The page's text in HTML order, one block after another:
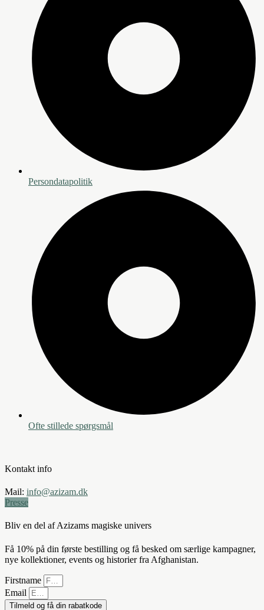
Persondatapolitik
Ofte stillede spørgsmål
Kontakt info
Mail: info@azizam.dk
Presse
Bliv en del af Azizams magiske univers
Få 10% på din første bestilling og få besked om særlige kampagner,
nye kollektioner, events og historier fra Afghanistan.
Firstname
Email
Tilmeld og få din rabatkode